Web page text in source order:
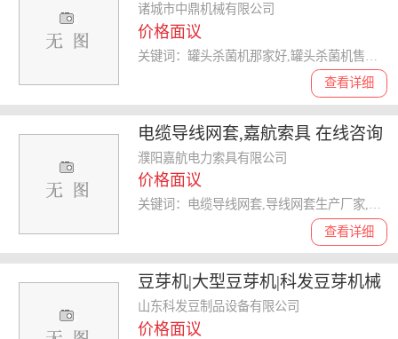
后,江苏罐头杀菌机
诸城市中鼎机械有限公司
价格面议
查看详细
电缆导线网套,嘉航索具 在线咨询
,导线网套
濮阳嘉航电力索具有限公司
价格面议
查看详细
关键词：电缆导线网套,导线网套生产厂家,导线网套连接器,导线网套
豆芽机|大型豆芽机|科发豆芽机械
优质商家
山东科发豆制品设备有限公司
价格面议